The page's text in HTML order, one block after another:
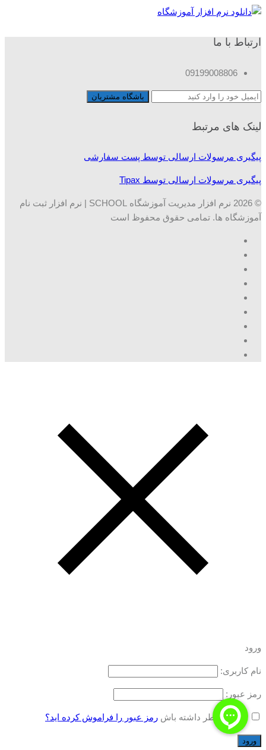
ارتباط با ما
09199008806
لینک های مرتبط
پیگیری مرسولات ارسالی توسط پست سفارشی
پیگیری مرسولات ارسالی توسط Tipax
© 2026 نرم افزار مدیریت آموزشگاه SCHOOL | نرم افزار ثبت نام
آموزشگاه ها. تمامی حقوق محفوظ است
ورود
نام کاربری:
رمز عبور:
مرا به خاطر داشته باش رمز عبور را فراموش کرده اید؟